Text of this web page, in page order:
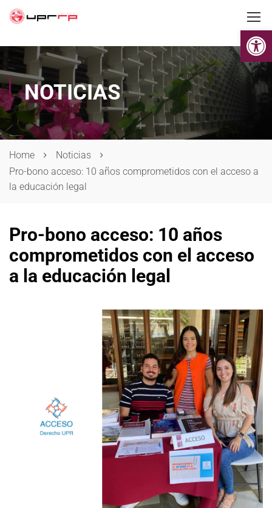
NOTICIAS
Home
Noticias
Pro-bono acceso: 10 años comprometidos con el acceso a
la educación legal
Pro-bono acceso: 10 años
comprometidos con el acceso
a la educación legal